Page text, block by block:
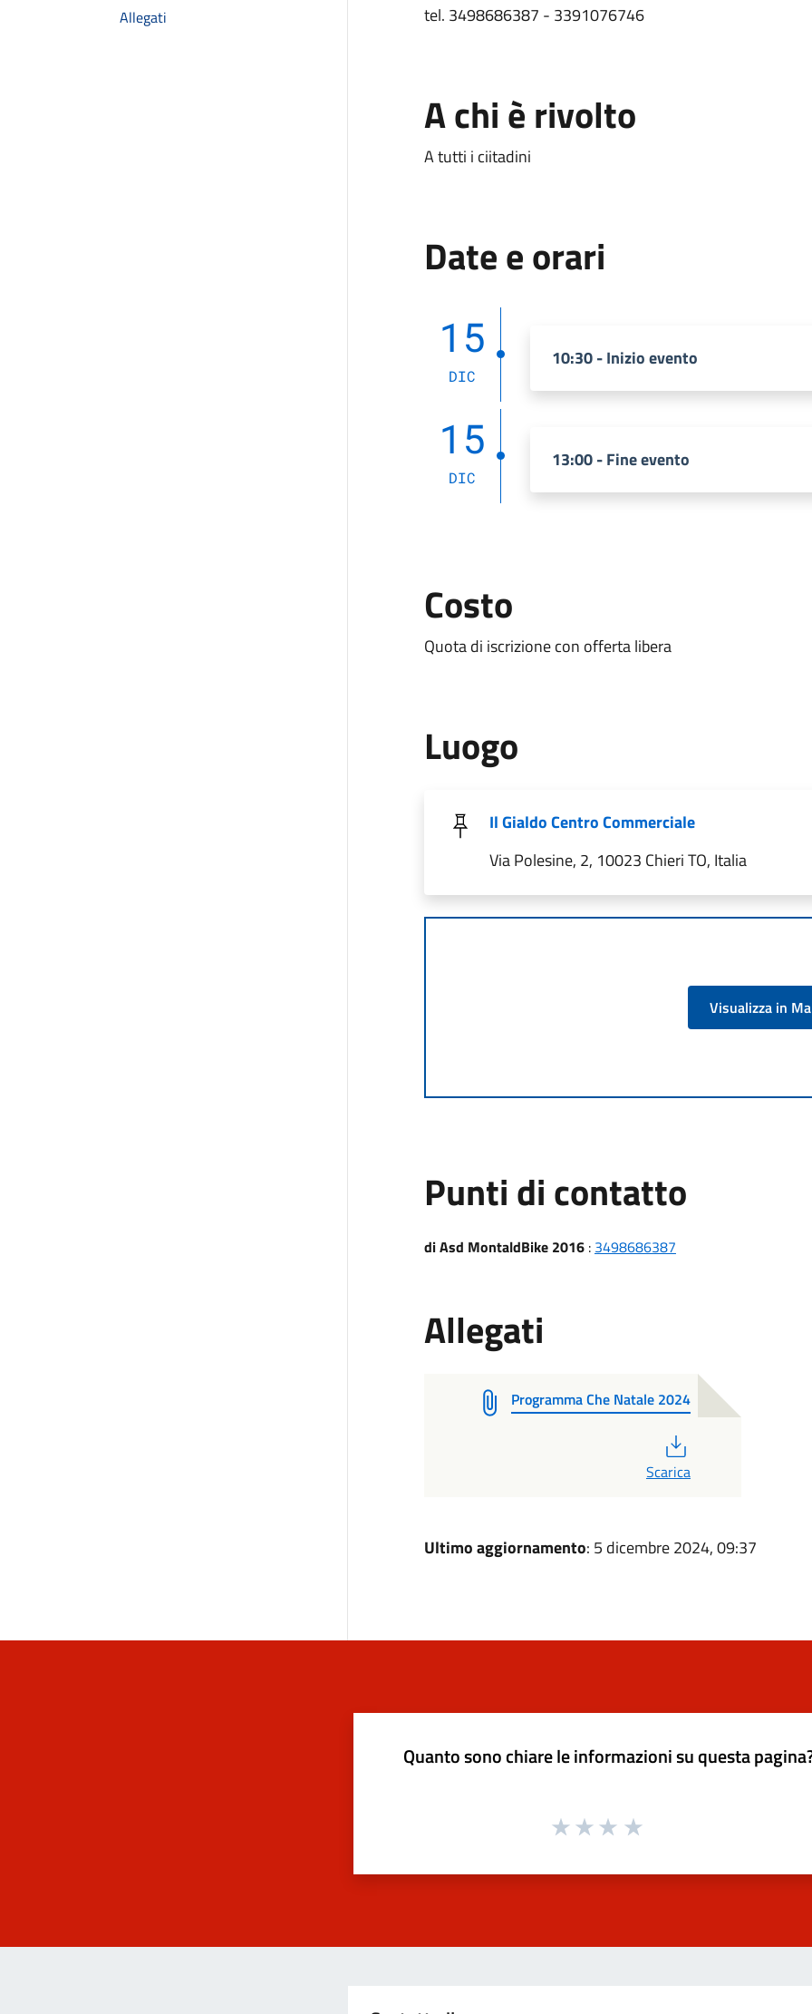
Allegati
tel. 3498686387 - 3391076746
A chi è rivolto
A tutti i ciitadini
Date e orari
15
DIC
10:30 - Inizio evento
15
DIC
13:00 - Fine evento
Costo
Quota di iscrizione con offerta libera
Luogo
Il Gialdo Centro Commerciale
Via Polesine, 2, 10023 Chieri TO, Italia
Visualizza in
Punti di contatto
di Asd MontaldBike 2016: 3498686387
Allegati
Programma Che Natale 2024
Scarica
Ultimo aggiornamento: 5 dicembre 2024, 09:37
Quanto sono chiare le informazioni su questa